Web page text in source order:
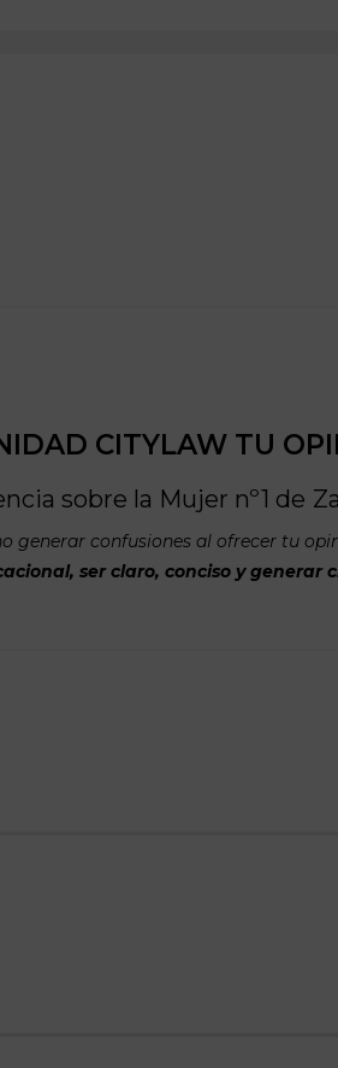
CITYLAW TU
sobre la Mujer nº1 de
generar confusiones al ofrecer tu
ser claro, conciso y generar